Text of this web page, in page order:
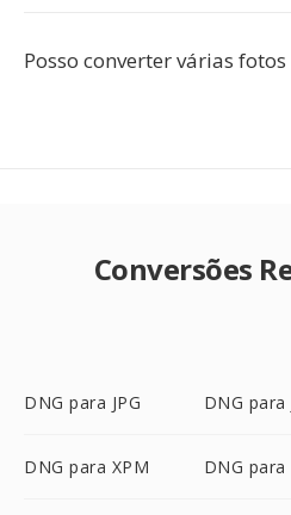
Posso converter várias fotos
Conversões
DNG para JPG DNG para
DNG para XPM DNG para